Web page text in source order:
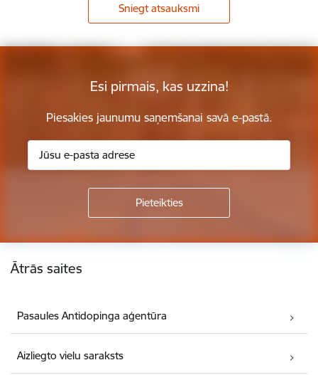
Sniegt atsauksmi
Esi pirmais, kas uzzina!
Piesakies jaunumu saņemšanai savā e-pastā.
Ātrās saites
Pasaules Antidopinga aģentūra
Aizliegto vielu saraksts